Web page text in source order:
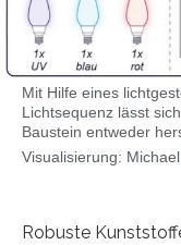
Mit Hilfe eines
Lichtsequenz lässt
Baustein entweder
Visualisierung:
Robuste